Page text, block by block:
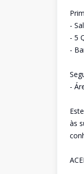
-
- 5
-
-
às